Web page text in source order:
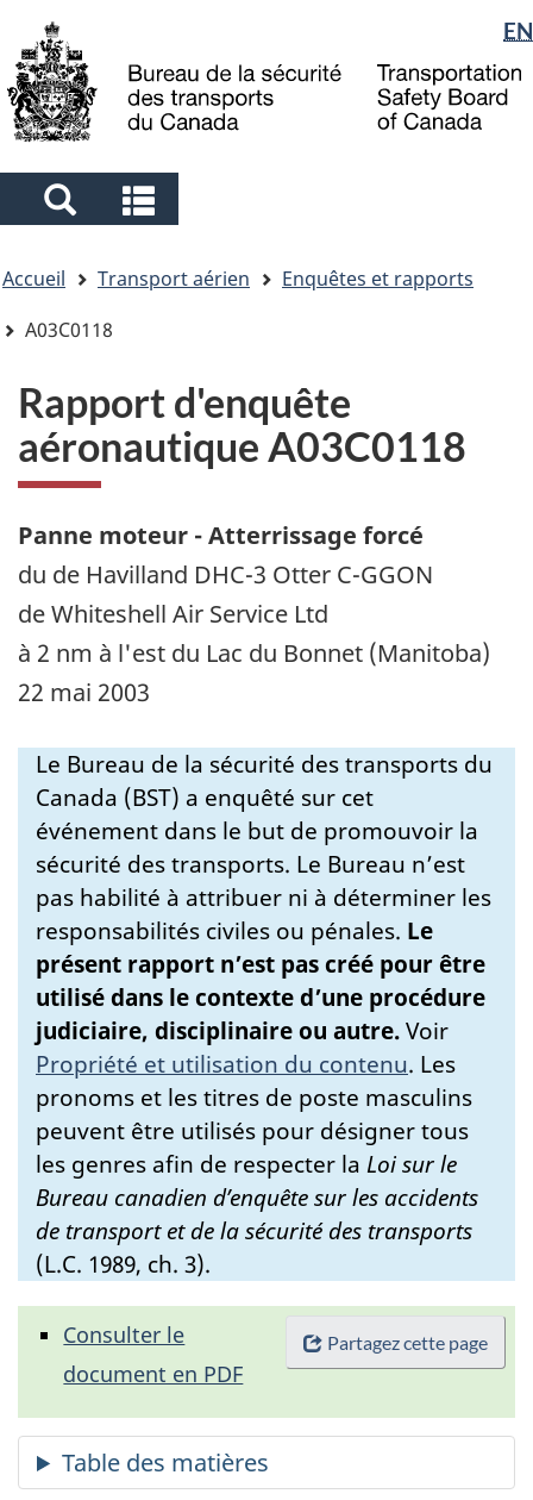
to
main
to
"About
government"
à
la
Sélection
de
la
langue
EN
Search
and
menus
and
menus
êtes
ici
Accueil Transport aérien
Enquêtes et rapports
A03C0118
Rapport d'enquête
aéronautique A03C0118
Panne moteur - Atterrissage forcé
du de Havilland DHC-3 Otter C-GGON
de Whiteshell Air Service Ltd
à 2 nm à l'est du Lac du Bonnet (Manitoba)
22 mai 2003
Le Bureau de la sécurité des transports du
Canada (BST) a enquêté sur cet
événement dans le but de promouvoir la
sécurité des transports. Le Bureau n’est
pas habilité à attribuer ni à déterminer les
responsabilités civiles ou pénales. Le
présent rapport n’est pas créé pour être
utilisé dans le contexte d’une procédure
judiciaire, disciplinaire ou autre.Voir
Propriété et utilisation du contenu. Les
pronoms et les titres de poste masculins
peuvent être utilisés pour désigner tous
les genres afin de respecter la Loi sur le
Bureau canadien d’enquête sur les accidents
de transport et de la sécurité des transports
(L.C. 1989, ch. 3).
Partagez cette page
Consulter le
document en PDF